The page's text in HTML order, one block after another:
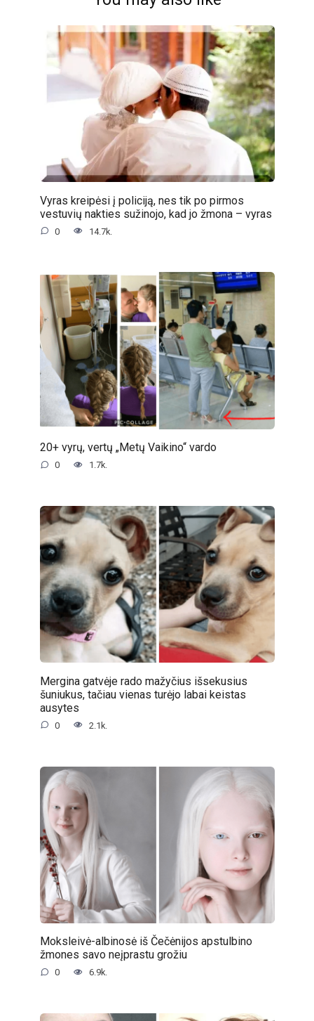
Vyras kreipėsi į policiją, nes tik po pirmos
vestuvių nakties sužinojo, kad jo žmona – vyras
0 14.7k.
20+ vyrų, vertų „Metų Vaikino“ vardo
0 1.7k.
Mergina gatvėje rado mažyčius išsekusius
šuniukus, tačiau vienas turėjo labai keistas
ausytes
0 2.1k.
Moksleivė-albinosė iš Čečėnijos apstulbino
žmones savo neįprastu grožiu
0 6.9k.